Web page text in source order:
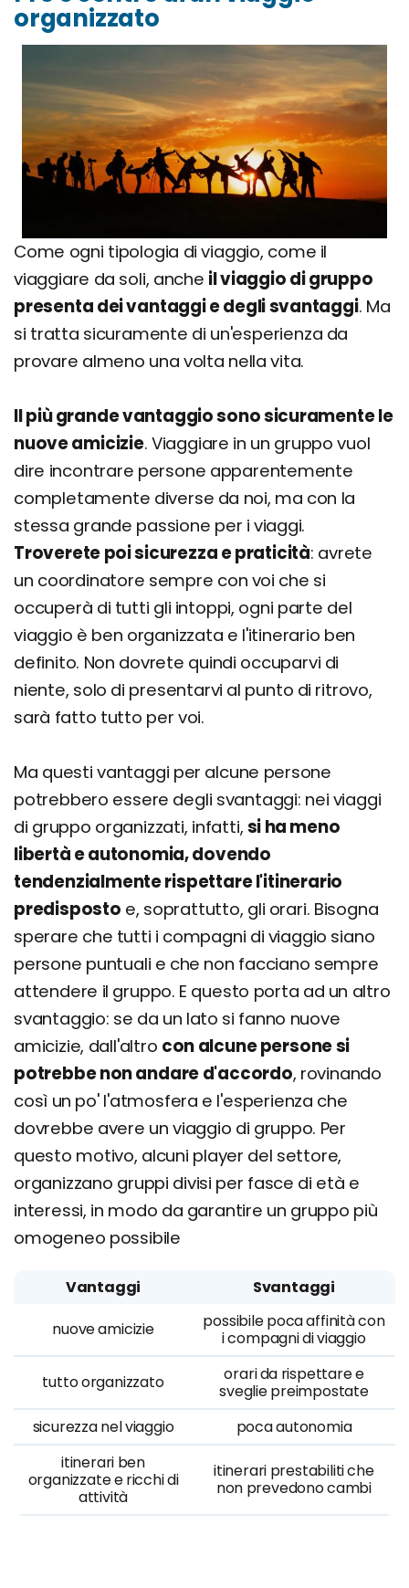
organizzato
Come ogni tipologia di viaggio, come il
viaggiare da soli, anche il viaggio di gruppo
presenta dei vantaggi e degli svantaggi. Ma
si tratta sicuramente di un'esperienza da
provare almeno una volta nella vita.
Il più grande vantaggio sono sicuramente le
nuove amicizie. Viaggiare in un gruppo vuol
dire incontrare persone apparentemente
completamente diverse da noi, ma con la
stessa grande passione per i viaggi.
Troverete poi sicurezza e praticità: avrete
un coordinatore sempre con voi che si
occuperà di tutti gli intoppi, ogni parte del
viaggio è ben organizzata e l'itinerario ben
definito. Non dovrete quindi occuparvi di
niente, solo di presentarvi al punto di ritrovo,
sarà fatto tutto per voi.
Ma questi vantaggi per alcune persone
potrebbero essere degli svantaggi: nei viaggi
di gruppo organizzati, infatti, si ha meno
libertà e autonomia, dovendo
tendenzialmente rispettare l'itinerario
predisposto e, soprattutto, gli orari. Bisogna
sperare che tutti i compagni di viaggio siano
persone puntuali e che non facciano sempre
attendere il gruppo. E questo porta ad un altro
svantaggio: se da un lato si fanno nuove
amicizie, dall'altro con alcune persone si
potrebbe non andare d'accordo, rovinando
così un po' l'atmosfera e l'esperienza che
dovrebbe avere un viaggio di gruppo. Per
questo motivo, alcuni player del settore,
organizzano gruppi divisi per fasce di età e
interessi, in modo da garantire un gruppo più
omogeneo possibile
Vantaggi
Svantaggi
nuove amicizie
possibile poca affinità con
i compagni di viaggio
tutto organizzato
orari da rispettare e
sveglie preimpostate
sicurezza nel viaggio
poca autonomia
itinerari ben
organizzate e ricchi di
attività
itinerari prestabiliti che
non prevedono cambi